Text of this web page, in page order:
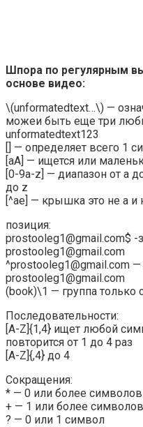
Шпора по регулярным
основе видео:
\(unformatedtext…\) —
можеи быть еще три
unformatedtext123
[] — определяет всего 1
[aA] — ищется или
[0-9a-z] — диапазон от а
до z
[^ae] — крышка это не а и
позиция:
prostooleg1@gmail.com$ -
prostooleg1@gmail.com
^prostooleg1@gmail.com —
prostooleg1@gmail.com
(book)\1 — группа
Последовательности:
[A-Z]{1,4} ищет любой
повторится от 1 до 4 раз
[A-Z]{,4} до 4
Сокращения:
* — 0 или более символов
+ — 1 или более символов
? — 0 или 1 символ